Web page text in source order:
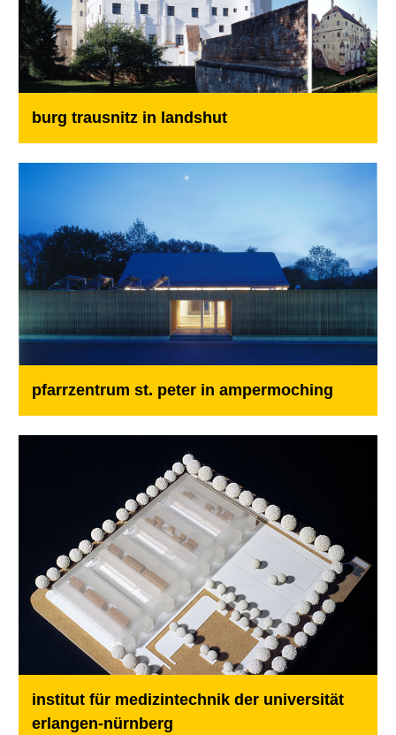
burg trausnitz in landshut
pfarrzentrum st. peter in ampermoching
institut für medizintechnik der universität
erlangen-nürnberg